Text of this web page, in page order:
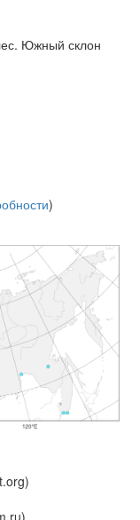
Южный склон
)